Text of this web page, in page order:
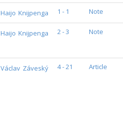
Haijo Knijpenga 1 - 1 Note
Haijo Knijpenga 2 - 3 Note
Václav Záveský 4 - 21 Article